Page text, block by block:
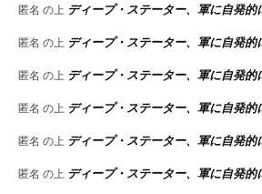
匿名 の上 ディープ・ステーター、軍に自発的
匿名 の上 ディープ・ステーター、軍に自発的
匿名 の上 ディープ・ステーター、軍に自発的
匿名 の上 ディープ・ステーター、軍に自発的
匿名 の上 ディープ・ステーター、軍に自発的
匿名 の上 ディープ・ステーター、軍に自発的